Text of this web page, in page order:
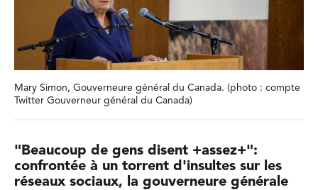
Mary Simon, Gouverneure général du Canada. (photo : compte
Twitter Gouverneur général du Canada)
"Beaucoup de gens disent +assez+":
confrontée à un torrent d'insultes sur les
réseaux sociaux, la gouverneure générale